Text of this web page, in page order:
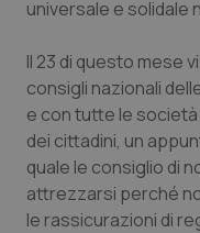
universale e solidale
Il 23 di questo mese
consigli nazionali
e con tutte le
dei cittadini, un
quale le consiglio di
attrezzarsi perché
le rassicurazioni di